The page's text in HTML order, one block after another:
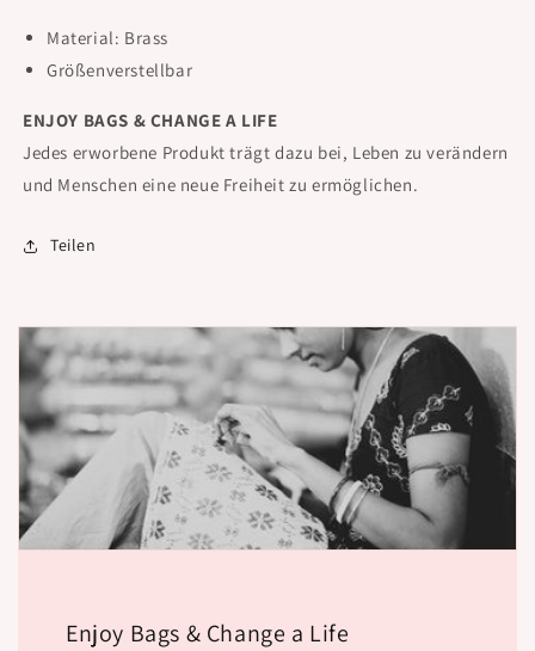
Material: Brass
Größenverstellbar
ENJOY BAGS & CHANGE A LIFE
Jedes erworbene Produkt trägt dazu bei, Leben zu verändern
und Menschen eine neue Freiheit zu ermöglichen.
Teilen
Enjoy Bags & Change a Life